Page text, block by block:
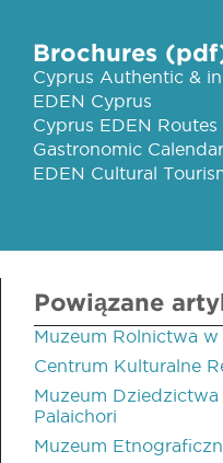
Brochures
Cyprus Authentic &
EDEN Cyprus
Cyprus EDEN Routes
Gastronomic Calendar
EDEN Cultural
Powiązane
Muzeum Rolnictwa w
Centrum Kulturalne
Muzeum
Palaichori
Muzeum